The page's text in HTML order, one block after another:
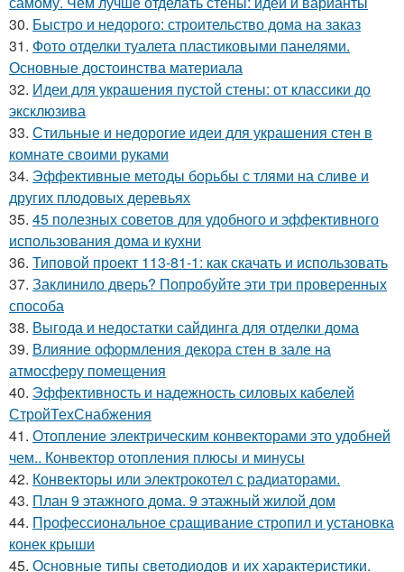
30. Быстро и недорого: строительство дома на заказ
31. Фото отделки туалета пластиковыми панелями.
Основные достоинства материала
32. Идеи для украшения пустой стены: от классики до
эксклюзива
33. Стильные и недорогие идеи для украшения стен в
комнате своими руками
34. Эффективные методы борьбы с тлями на сливе и
других плодовых деревьях
35. 45 полезных советов для удобного и эффективного
использования дома и кухни
36. Типовой проект 113-81-1: как скачать и использовать
37. Заклинило дверь? Попробуйте эти три проверенных
способа
38. Выгода и недостатки сайдинга для отделки дома
39. Влияние оформления декора стен в зале на
атмосферу помещения
40. Эффективность и надежность силовых кабелей
СтройТехСнабжения
41. Отопление электрическим конвекторами это удобней
чем.. Конвектор отопления плюсы и минусы
42. Конвекторы или электрокотел с радиаторами.
43. План 9 этажного дома. 9 этажный жилой дом
44. Профессиональное сращивание стропил и установка
конек крыши
45. Основные типы светодиодов и их характеристики.